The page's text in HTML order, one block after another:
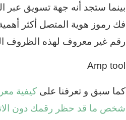
بينما ستجد أنه جهة تسويق عبر
فك رموز هوية المتصل أكثر
رقم غير معروف لهذه الظروف
Amp tool
كما سبق و تعرفنا علىكيفية
شخص ما قد حظر رقمك دون